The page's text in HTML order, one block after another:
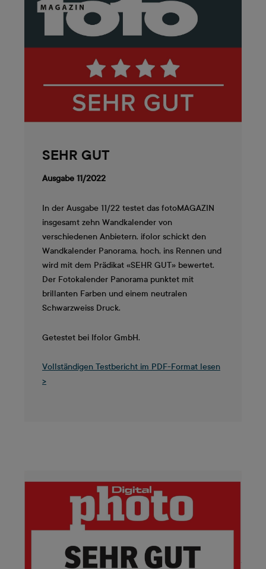
SEHR GUT
Ausgabe 11/2022
In der Ausgabe 11/22 testet das fotoMAGAZIN
insgesamt zehn Wandkalender von
verschiedenen Anbietern. ifolor schickt den
Wandkalender Panorama, hoch, ins Rennen und
wird mit dem Prädikat «SEHR GUT» bewertet.
Der Fotokalender Panorama punktet mit
brillanten Farben und einem neutralen
Schwarzweiss Druck.
Getestet bei Ifolor GmbH.
Vollständigen Testbericht im PDF-Format lesen
>